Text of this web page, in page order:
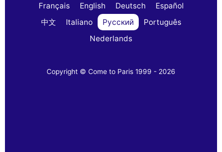
Français English Deutsch
Español
中文
Italiano Русский
Português
Nederlands
Copyright © Come to Paris 1999 - 2026